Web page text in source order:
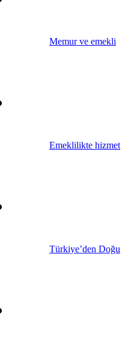
Memur ve emekli
Emeklilikte hizmet
Türkiye’den Doğu